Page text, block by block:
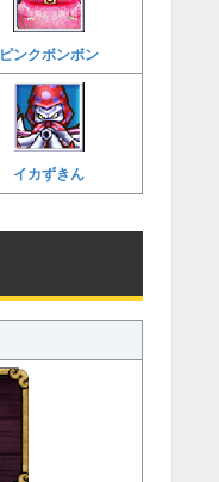
ピンクボンボン
イカずきん